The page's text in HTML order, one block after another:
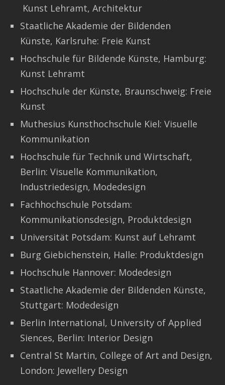
Kunst Lehramt, Architektur
Staatliche Akademie der Bildenden
Künste, Karlsruhe: Freie Kunst
Hochschule für Bildende Künste, Hamburg:
Kunst Lehramt
Hochschule der Künste, Braunschweig: Freie
Kunst
Muthesius Kunsthochschule Kiel: Visuelle
Kommunikation
Hochschule für Technik und Wirtschaft,
Berlin: Visuelle Kommunikation,
Industriedesign, Modedesign
Fachhochschule Potsdam:
Kommunikationsdesign, Produktdesign
Universität Potsdam: Kunst auf Lehramt
Burg Giebichenstein, Halle: Produktdesign
Hochschule Hannover: Modedesign
Staatliche Akademie der Bildenden Künste,
Stuttgart: Modedesign
Berlin International, University of Applied
Siences, Berlin: Interior Design
Central St Martin, College of Art and Design,
London: Jewellery Design